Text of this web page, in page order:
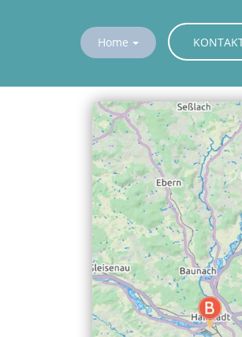
Home